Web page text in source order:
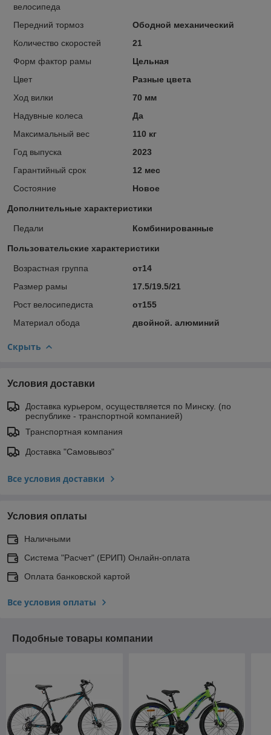
велосипеда
Передний тормоз
Ободной механический
Количество скоростей
21
Форм фактор рамы
Цельная
Цвет
Разные цвета
Ход вилки
70 мм
Надувные колеса
Да
Максимальный вес
110 кг
Год выпуска
2023
Гарантийный срок
12 мес
Состояние
Новое
Дополнительные характеристики
Педали Комбинированные
Пользовательские характеристики
Возрастная группа
от14
Размер рамы
17.5/19.5/21
Рост велосипедиста
от155
Материал обода
двойной. алюминий
Скрыть
Условия доставки
Доставка курьером, осуществляется по Минску. (по
республике - транспортной компанией)
Транспортная компания
Доставка "Самовывоз"
Все условия доставки
Условия оплаты
Наличными
Система "Расчет" (ЕРИП) Онлайн-оплата
Оплата банковской картой
Все условия оплаты
Подобные товары компании